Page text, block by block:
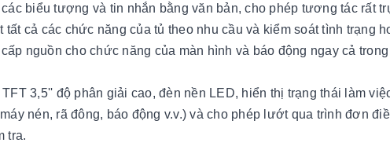
biểu tượng và tin nhắn bằng văn bản, cho phép tương tác rất
cả các chức năng của tủ theo nhu cầu và kiểm soát tình trạng
nguồn cho chức năng của màn hình và báo động ngay cả
3,5'' độ phân giải cao, đèn nền LED, hiển thị trạng thái làm
nén, rã đông, báo động v.v.) và cho phép lướt qua trình đơn
tra.